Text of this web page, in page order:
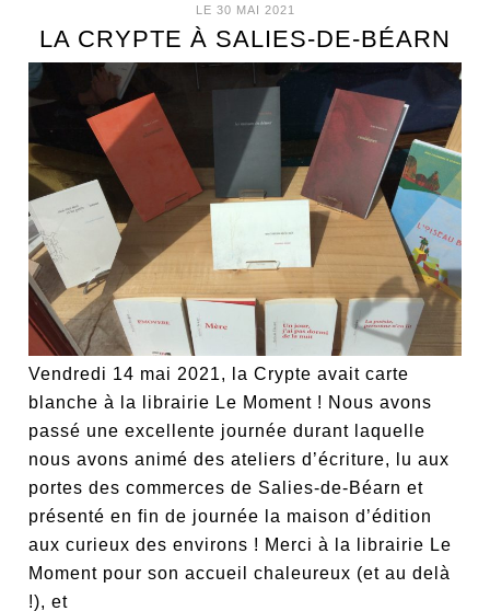
LE 30 MAI 2021
LA CRYPTE À SALIES-DE-BÉARN
Vendredi 14 mai 2021, la Crypte avait carte
blanche à la librairie Le Moment ! Nous avons
passé une excellente journée durant laquelle
nous avons animé des ateliers d’écriture, lu aux
portes des commerces de Salies-de-Béarn et
présenté en fin de journée la maison d’édition
aux curieux des environs ! Merci à la librairie Le
Moment pour son accueil chaleureux (et au delà
!), et